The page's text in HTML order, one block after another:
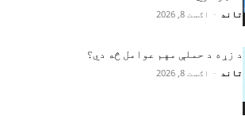
تاند - اګست 8, 2026
د زړه د حملې مهم عوامل څه دي؟
تاند - اګست 8, 2026